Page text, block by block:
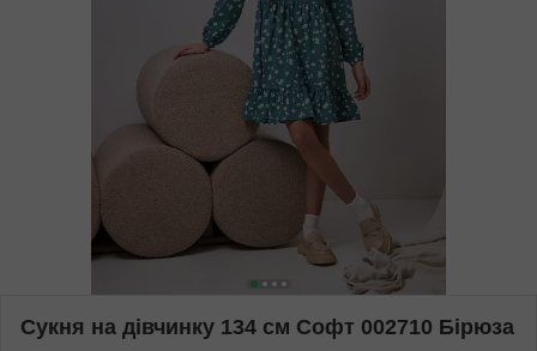
Сукня на дівчинку 134 см Софт 002710 Бірюза